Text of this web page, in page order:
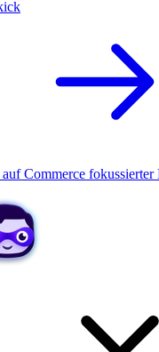
Commerce fokussierter